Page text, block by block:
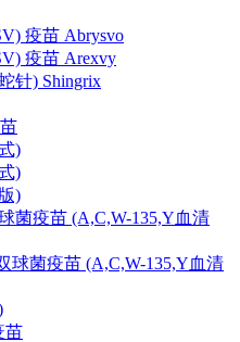
疫苗 Abrysvo
疫苗 Arexvy
针) Shingrix
)
)
)
菌疫苗 (A,C,W-135,Y血清
球菌疫苗 (A,C,W-135,Y血清
苗